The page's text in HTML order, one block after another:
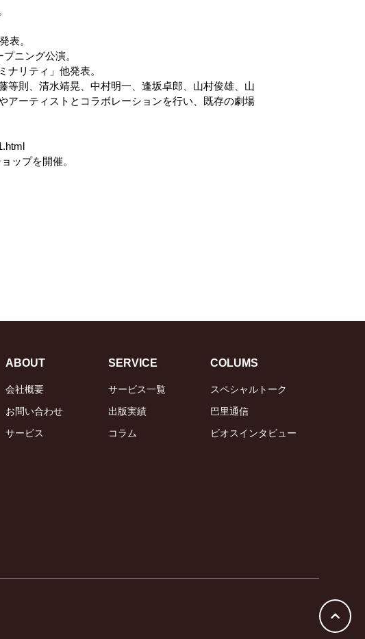
表。
ニング公演。
ナリティ」他発表。
等則、清水靖晃、中村明一、逢坂卓郎、山村俊雄、山
アーティストとコラボレーションを行い、既存の劇場
ップを開催。
ABOUT
会社概要
お問い合わせ
サービス
SERVICE
サービス一覧
出版実績
コラム
COLUMS
スペシャルトーク
巴里通信
ビオスインタビュー